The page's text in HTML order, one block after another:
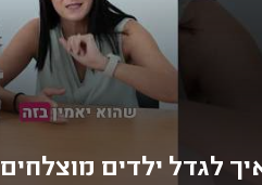
לגדל ילדים מוצלחים